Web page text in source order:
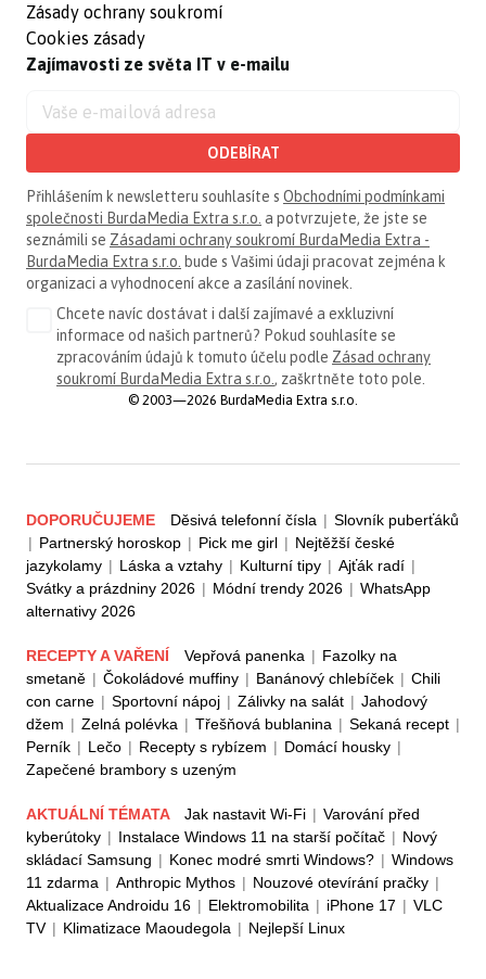
Zásady ochrany soukromí
Cookies zásady
Zajímavosti ze světa IT v e-mailu
ODEBÍRAT
Přihlášením k newsletteru souhlasíte s Obchodními podmínkami
společnosti BurdaMedia Extra s.r.o. a potvrzujete, že jste se
seznámili se Zásadami ochrany soukromí BurdaMedia Extra -
BurdaMedia Extra s.r.o. bude s Vašimi údaji pracovat zejména k
organizaci a vyhodnocení akce a zasílání novinek.
Chcete navíc dostávat i další zajímavé a exkluzivní
informace od našich partnerů? Pokud souhlasíte se
zpracováním údajů k tomuto účelu podle Zásad ochrany
soukromí BurdaMedia Extra s.r.o. , zaškrtněte toto pole.
© 2003—2026 BurdaMedia Extra s.r.o.
DOPORUČUJEME Děsivá telefonní čísla | Slovník puberťáků
| Partnerský horoskop | Pick me girl | Nejtěžší české
jazykolamy | Láska a vztahy | Kulturní tipy | Ajťák radí |
Svátky a prázdniny 2026 | Módní trendy 2026 | WhatsApp
alternativy 2026
RECEPTY A VAŘENÍ Vepřová panenka | Fazolky na
smetaně | Čokoládové muffiny | Banánový chlebíček | Chili
con carne | Sportovní nápoj | Zálivky na salát | Jahodový
džem | Zelná polévka | Třešňová bublanina | Sekaná recept |
Perník | Lečo | Recepty s rybízem | Domácí housky |
Zapečené brambory s uzeným
AKTUÁLNÍ TÉMATA Jak nastavit Wi-Fi | Varování před
kyberútoky | Instalace Windows 11 na starší počítač | Nový
skládací Samsung | Konec modré smrti Windows? | Windows
11 zdarma | Anthropic Mythos | Nouzové otevírání pračky |
Aktualizace Androidu 16 | Elektromobilita | iPhone 17 | VLC
TV | Klimatizace Maoudegola | Nejlepší Linux